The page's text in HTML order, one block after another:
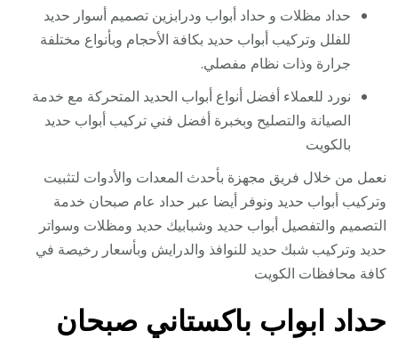
حداد مظلات و حداد أبواب ودرابزين تصميم أسوار حديد
للفلل وتركيب أبواب حديد بكافة الأحجام وبأنواع مختلفة
جرارة وذات نظام مفصلي.
نورد للعملاء أفضل أنواع أبواب الحديد المتحركة مع خدمة
الصيانة والتصليح وبخبرة أفضل فني تركيب أبواب حديد
بالكويت
نعمل من خلال فريق مجهزة بأحدث المعدات والأدوات لتثبيت
وتركيب أبواب حديد ونوفر أيضا عبر حداد عام صبحان خدمة
التصميم والتفصيل أبواب حديد وشبابيك حديد ومظلات وسواتر
حديد وتركيب شبك حديد للنوافذ والدرايش وبأسعار رخيصة في
كافة محافظات الكويت
حداد ابواب باكستاني صبحان